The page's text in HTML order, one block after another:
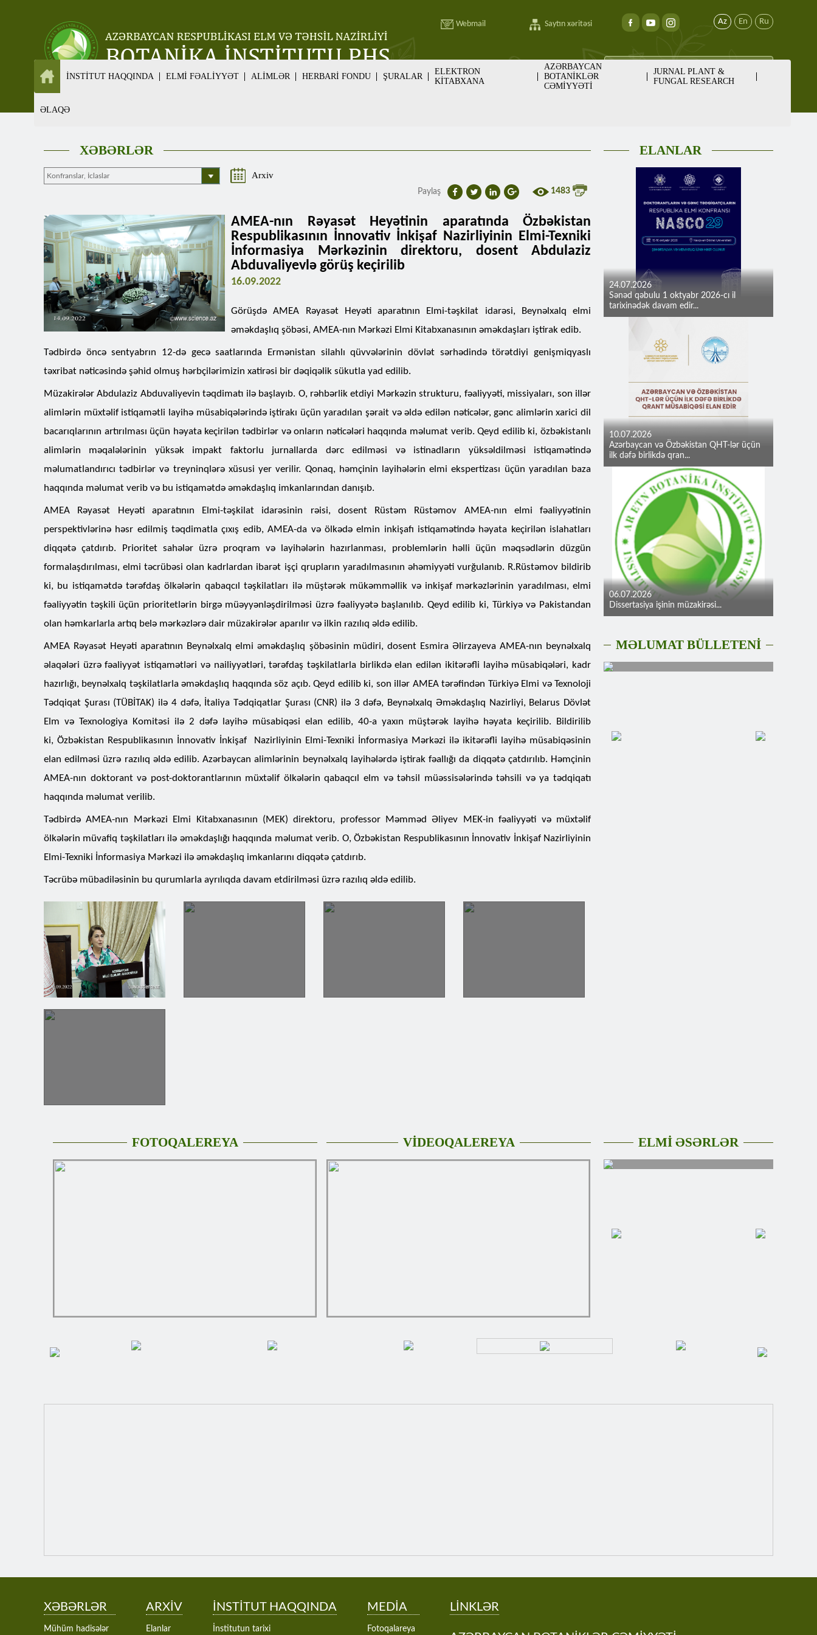
Webmail Saytın xəritəsi Az En Ru
İNSTİTUT HAQQINDA ELMİ FƏALİYYƏT ALİMLƏR HERBARİ FONDU ŞURALAR
ELEKTRON
KİTABXANA
AZƏRBAYCAN
BOTANİKLƏR
CƏMİYYƏTİ
JURNAL PLANT &
FUNGAL RESEARCH
ƏLAQƏ
XƏBƏRLƏR
Arxiv
Paylaş 1483
AMEA-nın Rəyasət Heyətinin aparatında Özbəkistan
Respublikasının İnnovativ İnkişaf Nazirliyinin Elmi-Texniki
İnformasiya Mərkəzinin direktoru, dosent Abdulaziz
Abduvaliyevlə görüş keçirilib
16.09.2022
Görüşdə AMEA Rəyasət Heyəti aparatının Elmi-təşkilat idarəsi, Beynəlxalq elmi
əməkdaşlıq şöbəsi, AMEA-nın Mərkəzi Elmi Kitabxanasının əməkdaşları iştirak edib.
Tədbirdə öncə sentyabrın 12-də gecə saatlarında Ermənistan silahlı qüvvələrinin dövlət sərhədində törətdiyi genişmiqyaslı
təxribat nəticəsində şəhid olmuş hərbçilərimizin xatirəsi bir dəqiqəlik sükutla yad edilib.
Müzakirələr Abdulaziz Abduvaliyevin təqdimatı ilə başlayıb. O, rəhbərlik etdiyi Mərkəzin strukturu, fəaliyyəti, missiyaları, son illər
alimlərin müxtəlif istiqamətli layihə müsabiqələrində iştirakı üçün yaradılan şərait və əldə edilən nəticələr, gənc alimlərin xarici dil
bacarıqlarının artırılması üçün həyata keçirilən tədbirlər və onların nəticələri haqqında məlumat verib. Qeyd edilib ki, özbəkistanlı
alimlərin məqalələrinin yüksək impakt faktorlu jurnallarda dərc edilməsi və istinadların yüksəldilməsi istiqamətində
məlumatlandırıcı tədbirlər və treyninqlərə xüsusi yer verilir. Qonaq, həmçinin layihələrin elmi ekspertizası üçün yaradılan baza
haqqında məlumat verib və bu istiqamətdə əməkdaşlıq imkanlarından danışıb.
AMEA Rəyasət Heyəti aparatının Elmi-təşkilat idarəsinin rəisi, dosent Rüstəm Rüstəmov AMEA-nın elmi fəaliyyətinin
perspektivlərinə həsr edilmiş təqdimatla çıxış edib, AMEA-da və ölkədə elmin inkişafı istiqamətində həyata keçirilən islahatları
diqqətə çatdırıb. Prioritet sahələr üzrə proqram və layihələrin hazırlanması, problemlərin həlli üçün məqsədlərin düzgün
formalaşdırılması, elmi təcrübəsi olan kadrlardan ibarət işçi qrupların yaradılmasının əhəmiyyəti vurğulanıb. R.Rüstəmov bildirib
ki, bu istiqamətdə tərəfdaş ölkələrin qabaqcıl təşkilatları ilə müştərək mükəmməllik və inkişaf mərkəzlərinin yaradılması, elmi
fəaliyyətin təşkili üçün prioritetlərin birgə müəyyənləşdirilməsi üzrə fəaliyyətə başlanılıb. Qeyd edilib ki, Türkiyə və Pakistandan
olan həmkarlarla artıq belə mərkəzlərə dair müzakirələr aparılır və ilkin razılıq əldə edilib.
AMEA Rəyasət Heyəti aparatının Beynəlxalq elmi əməkdaşlıq şöbəsinin müdiri, dosent Esmira Əlirzayeva AMEA-nın beynəlxalq
əlaqələri üzrə fəaliyyət istiqamətləri və nailiyyətləri, tərəfdaş təşkilatlarla birlikdə elan edilən ikitərəfli layihə müsabiqələri, kadr
hazırlığı, beynəlxalq təşkilatlarla əməkdaşlıq haqqında söz açıb. Qeyd edilib ki, son illər AMEA tərəfindən Türkiyə Elmi və Texnoloji
Tədqiqat Şurası (TÜBİTAK) ilə 4 dəfə, İtaliya Tədqiqatlar Şurası (CNR) ilə 3 dəfə, Beynəlxalq Əməkdaşlıq Nazirliyi, Belarus Dövlət
Elm və Texnologiya Komitəsi ilə 2 dəfə layihə müsabiqəsi elan edilib, 40-a yaxın müştərək layihə həyata keçirilib. Bildirilib
ki, Özbəkistan Respublikasının İnnovativ İnkişaf Nazirliyinin Elmi-Texniki İnformasiya Mərkəzi ilə ikitərəfli layihə müsabiqəsinin
elan edilməsi üzrə razılıq əldə edilib. Azərbaycan alimlərinin beynəlxalq layihələrdə iştirak fəallığı da diqqətə çatdırılıb. Həmçinin
AMEA-nın doktorant və post-doktorantlarının müxtəlif ölkələrin qabaqcıl elm və təhsil müəssisələrində təhsili və ya tədqiqatı
haqqında məlumat verilib.
Tədbirdə AMEA-nın Mərkəzi Elmi Kitabxanasının (MEK) direktoru, professor Məmməd Əliyev MEK-in fəaliyyəti və müxtəlif
ölkələrin müvafiq təşkilatları ilə əməkdaşlığı haqqında məlumat verib. O, Özbəkistan Respublikasının İnnovativ İnkişaf Nazirliyinin
Elmi-Texniki İnformasiya Mərkəzi ilə əməkdaşlıq imkanlarını diqqətə çatdırıb.
Təcrübə mübadiləsinin bu qurumlarla ayrılıqda davam etdirilməsi üzrə razılıq əldə edilib.
ELANLAR
24.07.2026
Sənəd qəbulu 1 oktyabr 2026-cı il
tarixinədək davam edir...
10.07.2026
Azərbaycan və Özbəkistan QHT-lər üçün
ilk dəfə birlikdə qran...
06.07.2026
Dissertasiya işinin müzakirəsi...
MƏLUMAT BÜLLETENİ
FOTOQALEREYA VİDEOQALEREYA ELMİ ƏSƏRLƏR
XƏBƏRLƏR
Mühüm hadisələr
ARXİV
Elanlar
İNSTİTUT HAQQINDA
İnstitutun tarixi
MEDİA
Fotoqalareya
LİNKLƏR